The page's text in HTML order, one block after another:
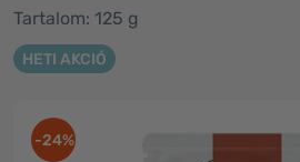
Tartalom: 125 g
HETI AKCIÓ
-24%